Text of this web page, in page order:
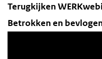
Terugkijken
Betrokken en